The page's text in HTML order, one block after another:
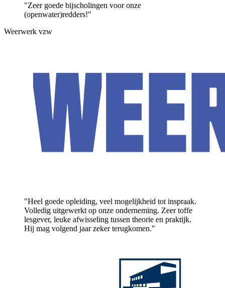
"Zeer goede bijscholingen voor onze
(openwater)redders!"
Weerwerk vzw
"Heel goede opleiding, veel mogelijkheid tot inspraak.
Volledig uitgewerkt op onze onderneming. Zeer toffe
lesgever, leuke afwisseling tussen theorie en praktijk.
Hij mag volgend jaar zeker terugkomen."